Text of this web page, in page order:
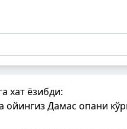
хат ёзибди:
Дамас опани